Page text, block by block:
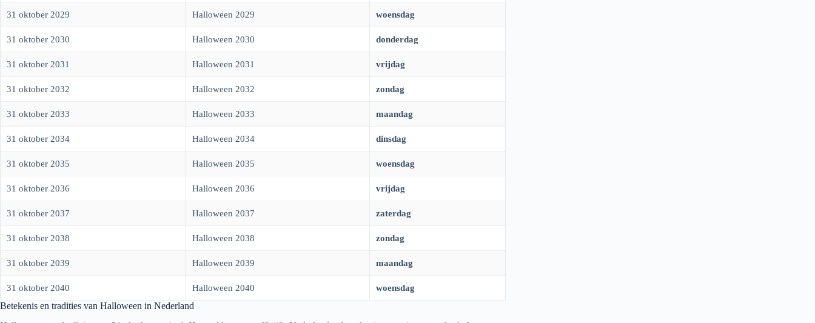
31 oktober 2029 Halloween 2029 woensdag
31 oktober 2030 Halloween 2030 donderdag
31 oktober 2031 Halloween 2031 vrijdag
31 oktober 2032 Halloween 2032 zondag
31 oktober 2033 Halloween 2033 maandag
31 oktober 2034 Halloween 2034 dinsdag
31 oktober 2035 Halloween 2035 woensdag
31 oktober 2036 Halloween 2036 vrijdag
31 oktober 2037 Halloween 2037 zaterdag
31 oktober 2038 Halloween 2038 zondag
31 oktober 2039 Halloween 2039 maandag
31 oktober 2040 Halloween 2040 woensdag
Betekenis en tradities van Halloween in Nederland